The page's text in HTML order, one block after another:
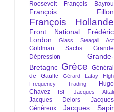
Roosevelt
François Bayrou
François Fillon
François Hollande
Front National
Frédéric
Lordon
Glass Steagall Act
Goldman Sachs
Grande
Dépression
Grande-
Bretagne Grèce
Général
de Gaulle
Gérard Lafay
High
Frequency Trading
Hugo
Chavez
ISF Jacques Attali
Jacques Delors
Jacques
Généreux
Jacques Sapir